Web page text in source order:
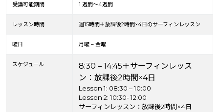
受講可能期間 1 週間～4週間
レッスン時間 週15時間＋放課後2時間×4日のサーフィンレッスン
曜日 月曜 – 金曜
スケジュール
8:30 – 14:45＋サーフィンレッス
ン：放課後2時間×4日
Lesson 1: 08:30 – 10:00
Lesson 2: 10:30- 12:00
サーフィンレッスン：放課後2時間×4日